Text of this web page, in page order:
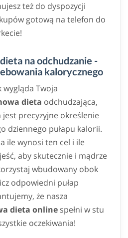
też do dyspozycji
gotową na telefon do
na odchudzanie -
kalorycznego
wygląda Twoja
dieta odchudzająca,
precyzyjne określenie
dziennego pułapu kalorii.
ile wynosi ten cel i ile
aby skutecznie i mądrze
wbudowany obok
odpowiedni pułap
że nasza
dieta online spełni w stu
oczekiwania!